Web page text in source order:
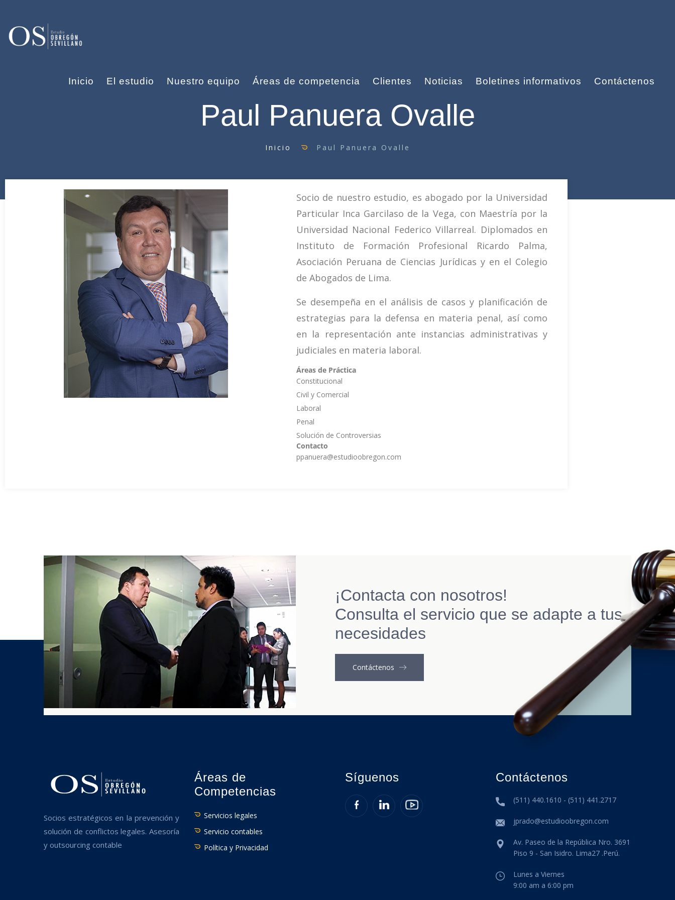
Inicio El estudio Nuestro equipo Áreas de competencia Clientes Noticias Boletines informativos Contáctenos
Paul Panuera Ovalle
Inicio Paul Panuera Ovalle
Socio de nuestro estudio, es abogado por la Universidad
Particular Inca Garcilaso de la Vega, con Maestría por la
Universidad Nacional Federico Villarreal. Diplomados en
Instituto de Formación Profesional Ricardo Palma,
Asociación Peruana de Ciencias Jurídicas y en el Colegio
de Abogados de Lima.
Se desempeña en el análisis de casos y planificación de
estrategias para la defensa en materia penal, así como
en la representación ante instancias administrativas y
judiciales en materia laboral.
Áreas de Práctica
Constitucional
Civil y Comercial
Laboral
Penal
Solución de Controversias
Contacto
ppanuera@estudioobregon.com
¡Contacta con nosotros!
Consulta el servicio que se adapte a tus
necesidades
Contáctenos
Socios estratégicos en la prevención y
solución de conflictos legales. Asesoría
y outsourcing contable
Áreas de
Competencias
Servicios legales
Servicio contables
Política y Privacidad
Síguenos Contáctenos
(511) 440.1610 - (511) 441.2717
jprado@estudioobregon.com
Av. Paseo de la República Nro. 3691
Piso 9 - San Isidro. Lima27 .Perú.
Lunes a Viernes
9:00 am a 6:00 pm